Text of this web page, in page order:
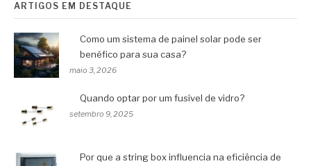
ARTIGOS EM DESTAQUE
Como um sistema de painel solar pode ser
benéfico para sua casa?
maio 3, 2026
Quando optar por um fusível de vidro?
setembro 9, 2025
Por que a string box influencia na eficiência de